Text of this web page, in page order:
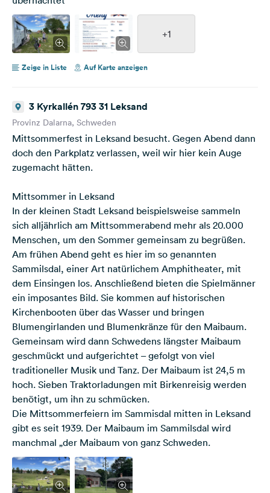
+1
Zeige in Liste Auf Karte anzeigen
3 Kyrkallén 793 31 Leksand
Provinz Dalarna, Schweden
Mittsommerfest in Leksand besucht. Gegen Abend dann
doch den Parkplatz verlassen, weil wir hier kein Auge
zugemacht hätten.
Mittsommer in Leksand
In der kleinen Stadt Leksand beispielsweise sammeln
sich alljährlich am Mittsommerabend mehr als 20.000
Menschen, um den Sommer gemeinsam zu begrüßen.
Am frühen Abend geht es hier im so genannten
Sammilsdal, einer Art natürlichem Amphitheater, mit
dem Einsingen los. Anschließend bieten die Spielmänner
ein imposantes Bild. Sie kommen auf historischen
Kirchenbooten über das Wasser und bringen
Blumengirlanden und Blumenkränze für den Maibaum.
Gemeinsam wird dann Schwedens längster Maibaum
geschmückt und aufgerichtet – gefolgt von viel
traditioneller Musik und Tanz. Der Maibaum ist 24,5 m
hoch. Sieben Traktorladungen mit Birkenreisig werden
benötigt, um ihn zu schmücken.
Die Mittsommerfeiern im Sammisdal mitten in Leksand
gibt es seit 1939. Der Maibaum im Sammilsdal wird
manchmal „der Maibaum von ganz Schweden.